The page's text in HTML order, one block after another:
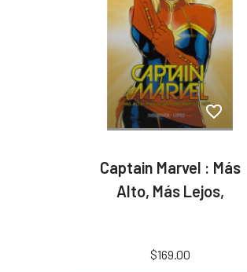
Captain Marvel : Más
Alto, Más Lejos,
$169.00